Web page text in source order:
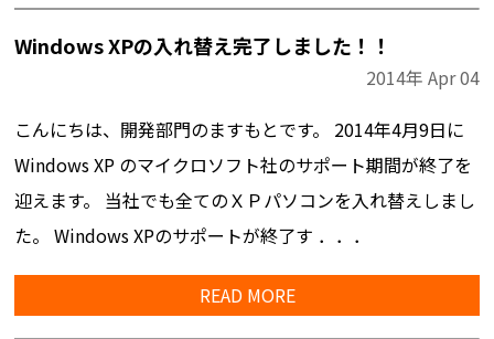
Windows XPの入れ替え完了しました！！
2014年 Apr04
こんにちは、開発部門のますもとです。 2014年4月9日に
Windows XP のマイクロソフト社のサポート期間が終了を
迎えます。 当社でも全てのＸＰパソコンを入れ替えしまし
た。 Windows XPのサポートが終了す ．．．
READ MORE